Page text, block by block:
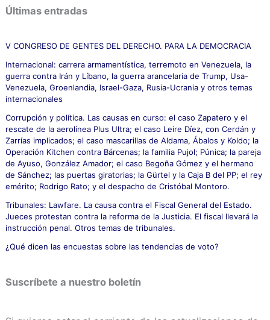
c
a
p
r
:
Últimas entradas
V CONGRESO DE GENTES DEL DERECHO. PARA LA DEMOCRACIA
Internacional: carrera armamentística, terremoto en Venezuela, la
guerra contra Irán y Líbano, la guerra arancelaria de Trump, Usa-
Venezuela, Groenlandia, Israel-Gaza, Rusia-Ucrania y otros temas
internacionales
Corrupción y política. Las causas en curso: el caso Zapatero y el
rescate de la aerolínea Plus Ultra; el caso Leire Díez, con Cerdán y
Zarrías implicados; el caso mascarillas de Aldama, Ábalos y Koldo; la
Operación Kitchen contra Bárcenas; la familia Pujol; Púnica; la pareja
de Ayuso, González Amador; el caso Begoña Gómez y el hermano
de Sánchez; las puertas giratorias; la Gürtel y la Caja B del PP; el rey
emérito; Rodrigo Rato; y el despacho de Cristóbal Montoro.
Tribunales: Lawfare. La causa contra el Fiscal General del Estado.
Jueces protestan contra la reforma de la Justicia. El fiscal llevará la
instrucción penal. Otros temas de tribunales.
¿Qué dicen las encuestas sobre las tendencias de voto?
Suscríbete a nuestro boletín